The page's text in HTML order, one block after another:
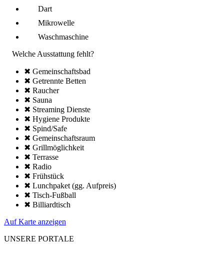
Dart
Mikro­welle
Wasch­maschine
Welche Ausstattung fehlt?
✖ Gemeinschafts­bad
✖ Getrennte Betten
✖ Raucher
✖ Sauna
✖ Streaming Dienste
✖ Hygiene Produkte
✖ Spind/Safe
✖ Gemeinschafts­raum
✖ Grillmöglich­keit
✖ Terrasse
✖ Radio
✖ Frühstück
✖ Lunchpaket (gg. Aufpreis)
✖ Tisch-Fußball
✖ Billiardtisch
Auf Karte anzeigen
UNSERE PORTALE